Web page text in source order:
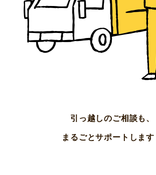
引っ越しのご相談も、
まるごとサポートします